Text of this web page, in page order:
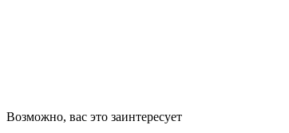
Возможно, вас это заинтересует